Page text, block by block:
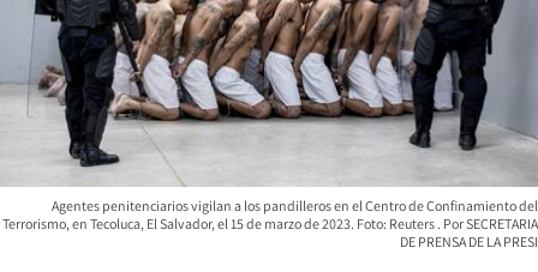
Agentes penitenciarios vigilan a los pandilleros en el Centro de Confinamiento del
Terrorismo, en Tecoluca, El Salvador, el 15 de marzo de 2023. Foto: Reuters
SECRETARIA
DE PRENSA DE LA PRESI